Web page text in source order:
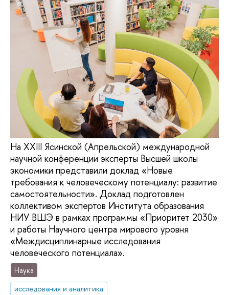
На XXIII Ясинской (Апрельской) международной
научной конференции эксперты Высшей школы
экономики представили доклад «Новые
требования к человеческому потенциалу: развитие
самостоятельности». Доклад подготовлен
коллективом экспертов Института образования
НИУ ВШЭ в рамках программы «Приоритет 2030»
и работы Научного центра мирового уровня
«Междисциплинарные исследования
человеческого потенциала».
Наука
исследования и аналитика